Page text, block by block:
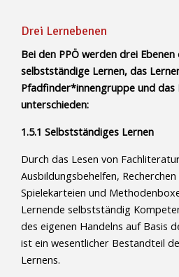
Drei Lernebenen
Bei den PPÖ werden drei
selbstständige Lernen, das
Pfadfinder*innengruppe und das
unterschieden:
1.5.1 Selbstständiges Lernen
Durch das Lesen von
Ausbildungsbehelfen,
Spielekarteien und
Lernende selbstständig
des eigenen Handelns auf Basis
ist ein wesentlicher Bestandteil
Lernens.